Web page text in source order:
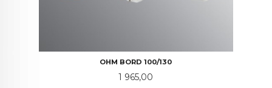
OHM BORD 100/130
Pris
1 965,00